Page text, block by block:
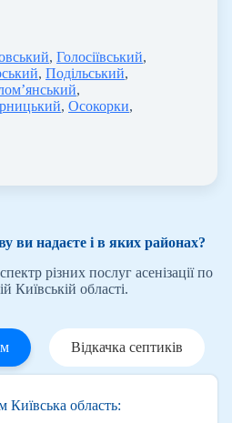
, Голосіївський,
, Подільський,
,
, Осокорки,
ви надаєте і в яких районах?
різних послуг асенізації по
Київській області.
Відкачка септиків
Київська область: